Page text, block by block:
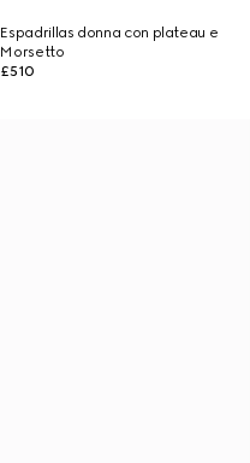
Espadrillas donna con plateau e
Morsetto
£510